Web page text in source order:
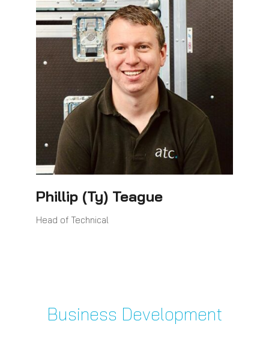
Phillip (Ty) Teague
Head of Technical
Business Development